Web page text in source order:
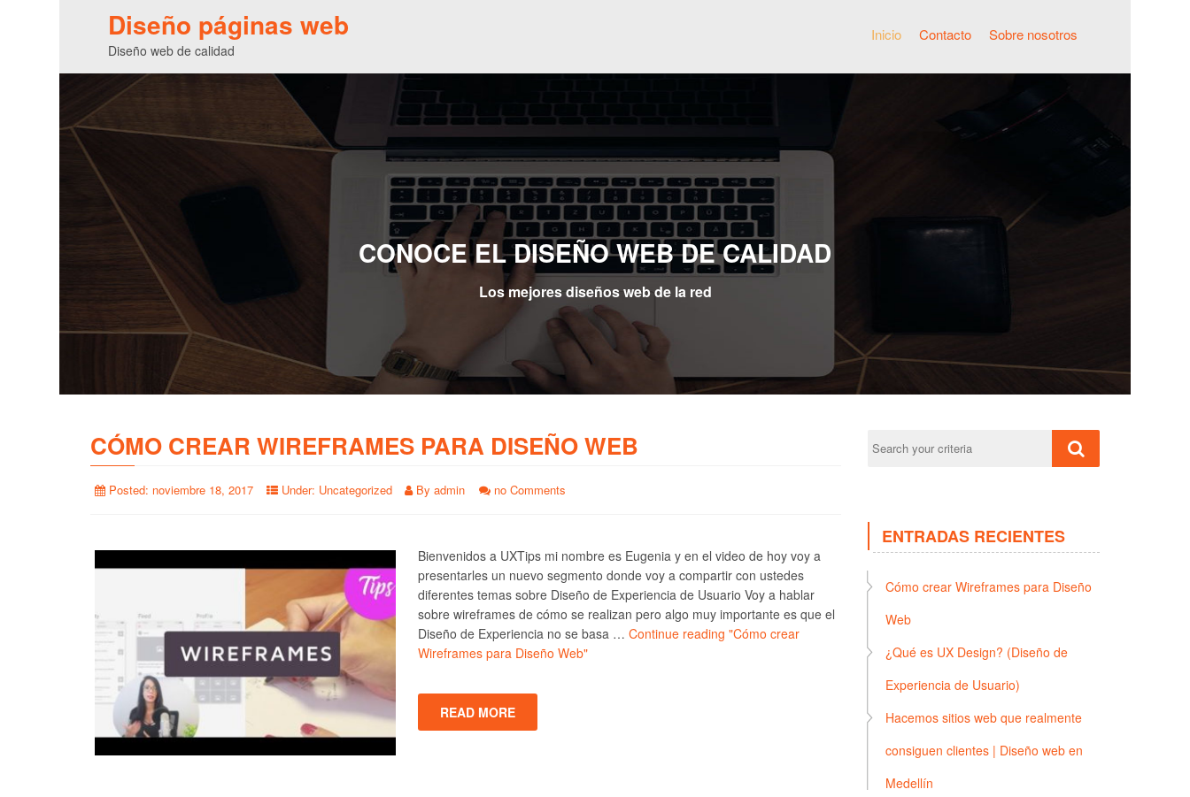
Diseño páginas web
Diseño web de calidad
Inicio Contacto Sobre nosotros
CONOCE EL DISEÑO WEB DE CALIDAD
Los mejores diseños web de la red
CÓMO CREAR WIREFRAMES PARA DISEÑO WEB
Posted: noviembre 18, 2017 Under: Uncategorized By admin no Comments
Bienvenidos a UXTips mi nombre es Eugenia y en el video de hoy voy a
presentarles un nuevo segmento donde voy a compartir con ustedes
diferentes temas sobre Diseño de Experiencia de Usuario Voy a hablar
sobre wireframes de cómo se realizan pero algo muy importante es que el
Diseño de Experiencia no se basa … Continue reading "Cómo crear
Wireframes para Diseño Web"
READ MORE
ENTRADAS RECIENTES
Cómo crear Wireframes para Diseño
Web
¿Qué es UX Design? (Diseño de
Experiencia de Usuario)
Hacemos sitios web que realmente
consiguen clientes | Diseño web en
Medellín